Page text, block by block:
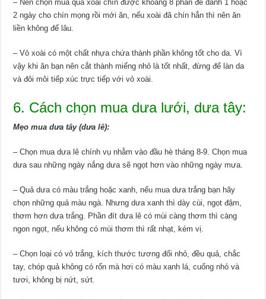
– Nên chọn mua quả xoài chín được khoảng 8 phần để dành 1 hoặc
2 ngày cho chín mọng rồi mới ăn, nếu xoài đã chín hẳn thì nên ăn
liền không để lâu.
– Vỏ xoài có một chất nhựa chứa thành phần không tốt cho da. Vì
vậy khi ăn bạn nên cắt thành miếng nhỏ là tốt nhất, đừng để làn da
và đôi môi tiếp xúc trực tiếp với vỏ xoài.
6. Cách chọn mua dưa lưới, dưa tây:
Mẹo mua dưa tây (dưa lê):
– Chọn mua dưa lê chính vụ nhằm vào đầu hè tháng 8-9. Chọn mua
dưa sau những ngày nắng dưa sẽ ngọt hơn vào những ngày mưa.
– Quả dưa có màu trắng hoặc xanh, nếu mua dưa trắng bạn hãy
chọn những quả màu ngà. Nhưng dưa xanh thì dày cùi, ngọt đậm,
thơm hơn dưa trắng. Phần đít dưa lê có mùi càng thơm thì càng
ngon ngọt, nếu không có mùi thơm thì rất nhạt, kém vị.
– Chọn loại có vỏ trắng, kích thước tương đối nhỏ, đều quả, chắc
tay, chóp quả không có rốn mà hơi có màu xanh lá, cuống nhỏ và
tươi, không bị nứt, sứt.